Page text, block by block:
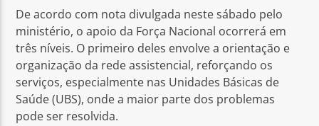
De acordo com nota divulgada neste sábado pelo
ministério, o apoio da Força Nacional ocorrerá em
três níveis. O primeiro deles envolve a orientação e
organização da rede assistencial, reforçando os
serviços, especialmente nas Unidades Básicas de
Saúde (UBS), onde a maior parte dos problemas
pode ser resolvida.